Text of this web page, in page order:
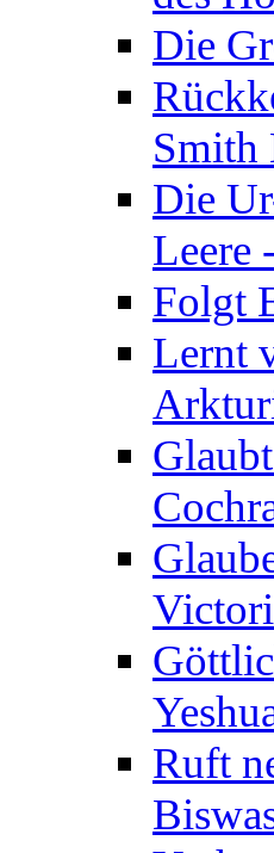
Die
Smith
Die
Leere
Folgt
Lernt
Ruft